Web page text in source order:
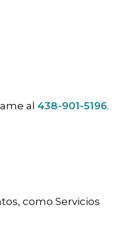
al 438-901-5196.
como Servicios